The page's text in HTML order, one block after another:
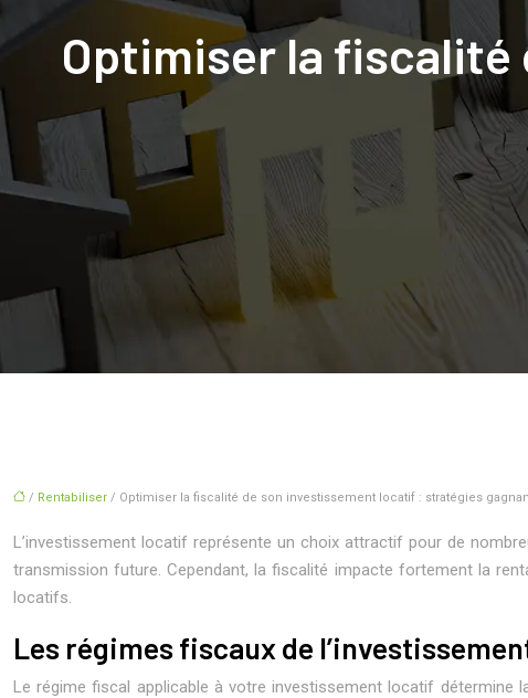
Optimiser la
/ Rentabiliser / Optimiser la fiscalité de son investissement locatif : stratégies
L’investissement locatif représente un choix attractif pour de
transmission future. Cependant, la fiscalité impacte fortement la
locatifs.
Les régimes fiscaux de
Le régime fiscal applicable à votre investissement locatif détermine